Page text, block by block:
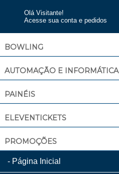
Olá Visitante!
Acesse sua conta e pedidos
BOWLING
AUTOMAÇÃO E INFORMÁTICA
PAINÉIS
ELEVENTICKETS
PROMOÇÕES
Página Inicial